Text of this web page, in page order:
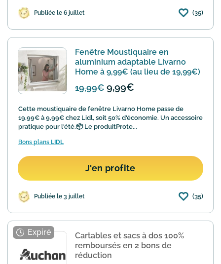
Publiée le 6 juillet (35)
Fenêtre Moustiquaire en
aluminium adaptable Livarno
Home à 9,99€ (au lieu de 19,99€)
19,99€ 9,99€
Cette moustiquaire de fenêtre Livarno Home passe de
19,99€ à 9,99€ chez Lidl, soit 50% d'économie. Un accessoire
pratique pour l'été.📦 Le produitProte...
Bons plans LIDL
J'en profite
Publiée le 3 juillet (35)
Cartables et sacs à dos 100%
remboursés en 2 bons de
réduction